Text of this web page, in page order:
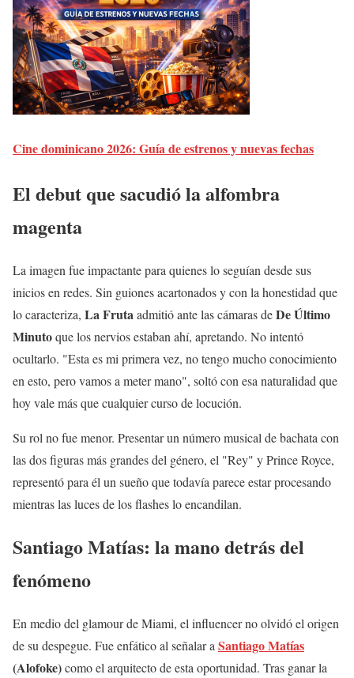
Cine dominicano 2026: Guía de estrenos y nuevas fechas
El debut que sacudió la alfombra
magenta
La imagen fue impactante para quienes lo seguían desde sus
inicios en redes. Sin guiones acartonados y con la honestidad que
lo caracteriza, La Fruta admitió ante las cámaras deDe Último
Minutoque los nervios estaban ahí, apretando. No intentó
ocultarlo. "Esta es mi primera vez, no tengo mucho conocimiento
en esto, pero vamos a meter mano", soltó con esa naturalidad que
hoy vale más que cualquier curso de locución.
Su rol no fue menor. Presentar un número musical de bachata con
las dos figuras más grandes del género, el "Rey" y Prince Royce,
representó para él un sueño que todavía parece estar procesando
mientras las luces de los flashes lo encandilan.
Santiago Matías: la mano detrás del
fenómeno
En medio del glamour de Miami, el influencer no olvidó el origen
de su despegue. Fue enfático al señalar aSantiago Matías
(Alofoke)como el arquitecto de esta oportunidad. Tras ganar la